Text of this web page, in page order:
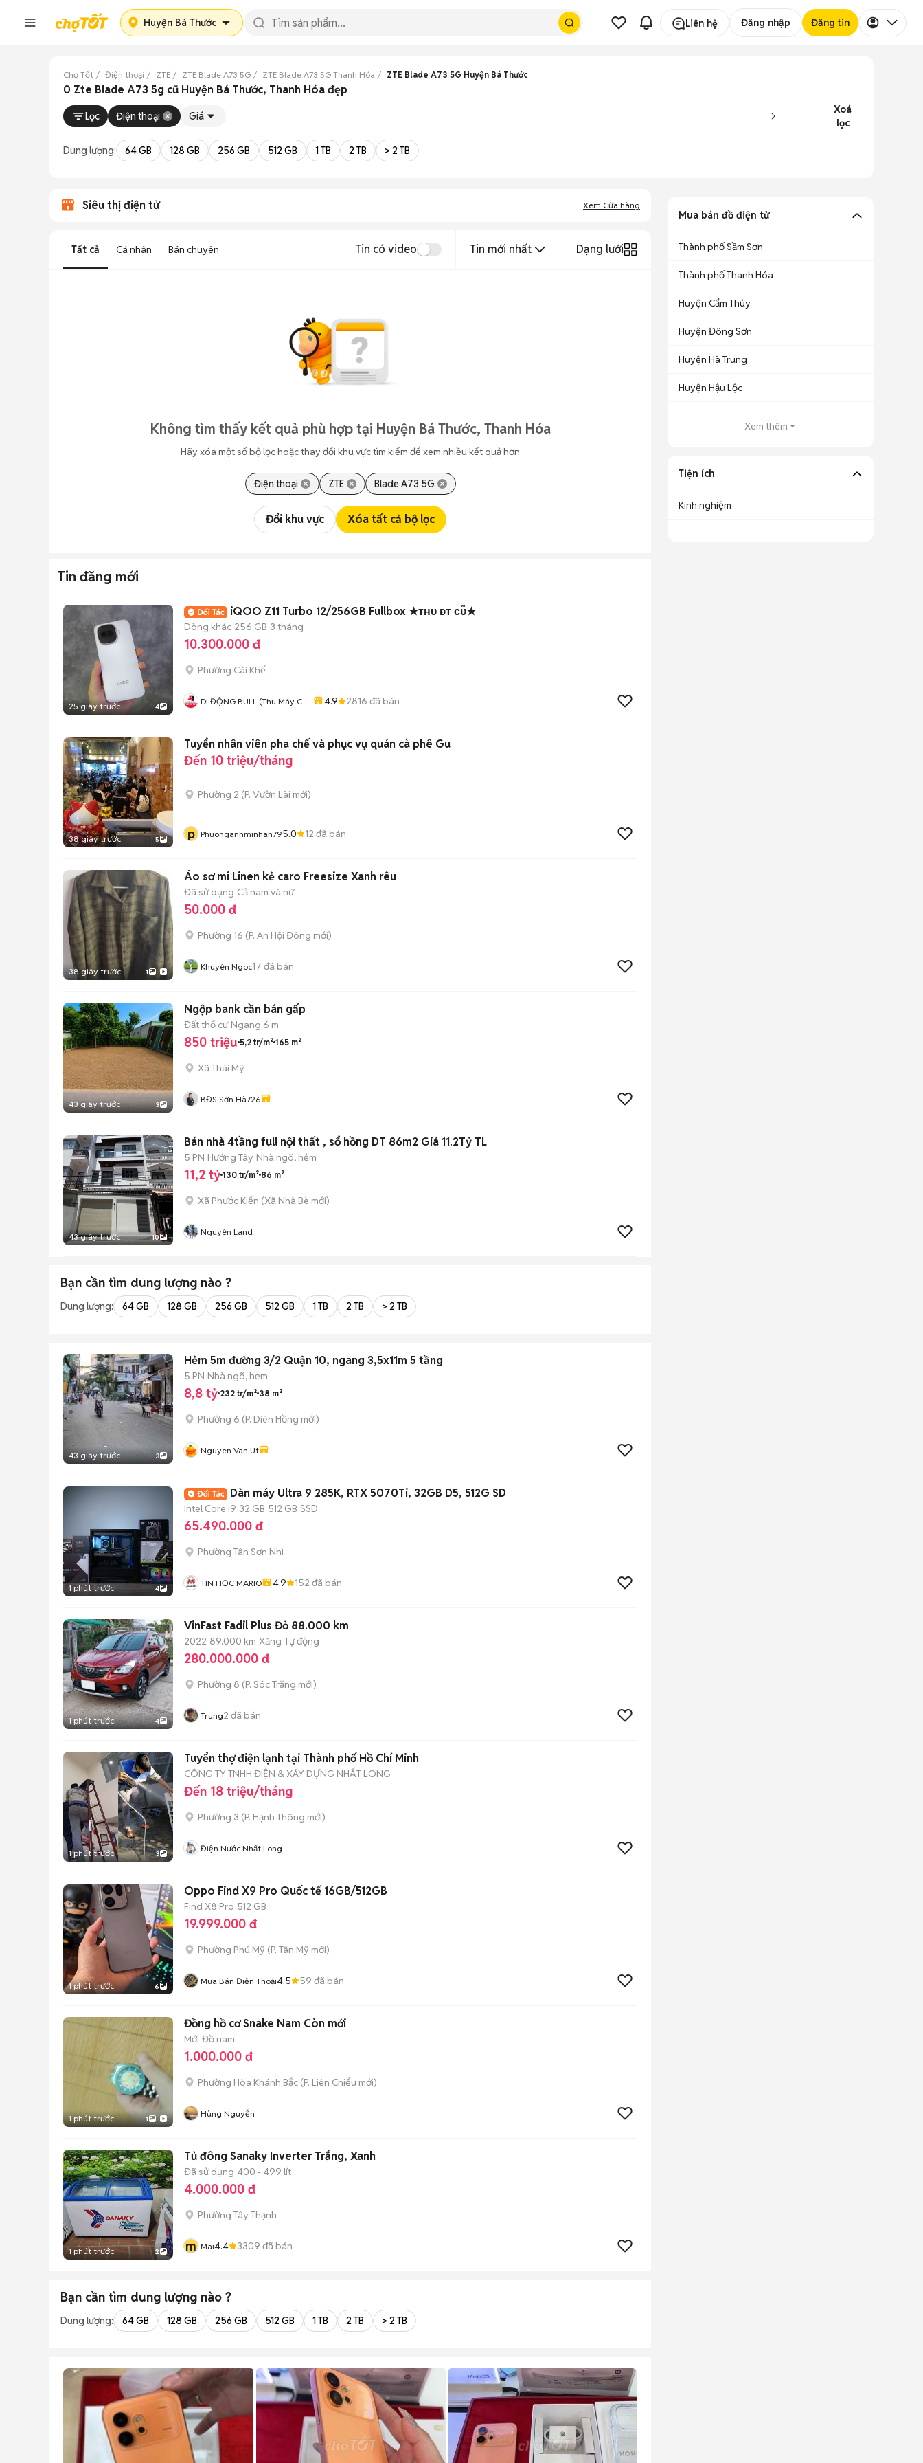
Huyện Bá Thước Liên hệ Đăng nhập Đăng tin
Chợ Tốt Điện thoại ZTE ZTE Blade A73 5G ZTE Blade A73 5G Thanh Hóa ZTE Blade A73 5G Huyện Bá Thước
0 Zte Blade A73 5g cũ Huyện Bá Thước, Thanh Hóa đẹp
Lọc Điện thoại Giá
Xoá
lọc
Dung lượng: 64 GB 128 GB 256 GB 512 GB 1 TB 2 TB > 2 TB
Siêu thị điện tử Xem Cửa hàng
Tất cả Cá nhân Bán chuyên Tin có video Tin mới nhất Dạng lưới
Không tìm thấy kết quả phù hợp tại Huyện Bá Thước, Thanh Hóa
Hãy xóa một số bộ lọc hoặc thay đổi khu vực tìm kiếm để xem nhiều kết quả hơn
Điện thoại ZTE Blade A73 5G
Đổi khu vực Xóa tất cả bộ lọc
Tin đăng mới
25 giây trước 4
iQOO Z11 Turbo 12/256GB Fullbox ★ᴛʜᴜ ᴆᴛ ᴄᴜ̃★
Dòng khác 256 GB 3 tháng
10.300.000 đ
Phường Cái Khế
DI ĐỘNG BULL (Thu Máy Cũ -
4.9 2816 đã bán
38 giây trước 5
Tuyển nhân viên pha chế và phục vụ quán cà phê Gu
Đến 10 triệu/tháng
Phường 2 (P. Vườn Lài mới)
p Phuonganhminhan795.0 12 đã bán
38 giây trước 1
Áo sơ mi Linen kẻ caro Freesize Xanh rêu
Đã sử dụng Cả nam và nữ
50.000 đ
Phường 16 (P. An Hội Đông mới)
Khuyên Ngoc17 đã bán
43 giây trước 3
Ngộp bank cần bán gấp
Đất thổ cư Ngang 6 m
850 triệu 5,2 tr/m² 165 m²
Xã Thái Mỹ
BĐS Sơn Hà726
43 giây trước 10
Bán nhà 4tầng full nội thất , sổ hồng DT 86m2 Giá 11.2Tỷ TL
5 PN Hướng Tây Nhà ngõ, hẻm
11,2 tỷ 130 tr/m² 86 m²
Xã Phước Kiển (Xã Nhà Bè mới)
Nguyên Land
Bạn cần tìm dung lượng nào ?
Dung lượng: 64 GB 128 GB 256 GB 512 GB 1 TB 2 TB > 2 TB
43 giây trước 3
Hẻm 5m đường 3/2 Quận 10, ngang 3,5x11m 5 tầng
5 PN Nhà ngõ, hẻm
8,8 tỷ 232 tr/m² 38 m²
Phường 6 (P. Diên Hồng mới)
Nguyen Van Ut
1 phút trước 4
Dàn máy Ultra 9 285K, RTX 5070Ti, 32GB D5, 512G SD
Intel Core i9 32 GB 512 GB SSD
65.490.000 đ
Phường Tân Sơn Nhì
TIN HỌC MARIO 4.9 152 đã bán
1 phút trước 4
VinFast Fadil Plus Đỏ 88.000 km
2022 89.000 km Xăng Tự động
280.000.000 đ
Phường 8 (P. Sóc Trăng mới)
Trung2 đã bán
1 phút trước 3
Tuyển thợ điện lạnh tại Thành phố Hồ Chí Minh
CÔNG TY TNHH ĐIỆN & XÂY DỰNG NHẤT LONG
Đến 18 triệu/tháng
Phường 3 (P. Hạnh Thông mới)
Điện Nước Nhất Long
1 phút trước 6
Oppo Find X9 Pro Quốc tế 16GB/512GB
Find X8 Pro 512 GB
19.999.000 đ
Phường Phú Mỹ (P. Tân Mỹ mới)
Mua Bán Điện Thoại4.5 59 đã bán
1 phút trước 1
Đồng hồ cơ Snake Nam Còn mới
Mới Đồ nam
1.000.000 đ
Phường Hòa Khánh Bắc (P. Liên Chiểu mới)
Hùng Nguyễn
1 phút trước 2
Tủ đông Sanaky Inverter Trắng, Xanh
Đã sử dụng 400 - 499 lít
4.000.000 đ
Phường Tây Thạnh
m Mai4.4 3309 đã bán
Bạn cần tìm dung lượng nào ?
Dung lượng: 64 GB 128 GB 256 GB 512 GB 1 TB 2 TB > 2 TB
Mua bán đồ điện tử
Thành phố Sầm Sơn
Thành phố Thanh Hóa
Huyện Cẩm Thủy
Huyện Đông Sơn
Huyện Hà Trung
Huyện Hậu Lộc
Xem thêm
Tiện ích
Kinh nghiệm